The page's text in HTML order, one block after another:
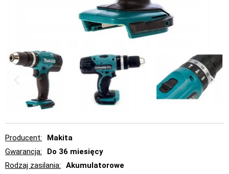
Producent
Makita
Gwarancja
Do 36 miesięcy
Rodzaj zasilania
Akumulatorowe